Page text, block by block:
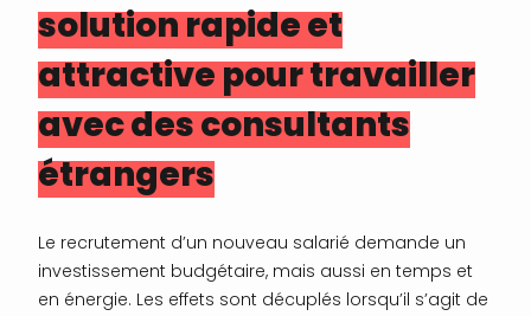
solution rapide et
attractive pour travailler
avec des consultants
étrangers
Le recrutement d’un nouveau salarié demande un
investissement budgétaire, mais aussi en temps et
en énergie. Les effets sont décuplés lorsqu’il s’agit de